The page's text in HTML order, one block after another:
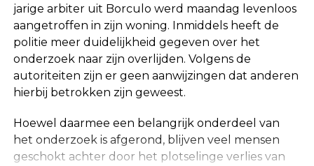
jarige arbiter uit Borculo werd maandag levenloos
aangetroffen in zijn woning. Inmiddels heeft de
politie meer duidelijkheid gegeven over het
onderzoek naar zijn overlijden. Volgens de
autoriteiten zijn er geen aanwijzingen dat anderen
hierbij betrokken zijn geweest.
Hoewel daarmee een belangrijk onderdeel van
het onderzoek is afgerond, blijven veel mensen
geschokt achter door het plotselinge verlies van